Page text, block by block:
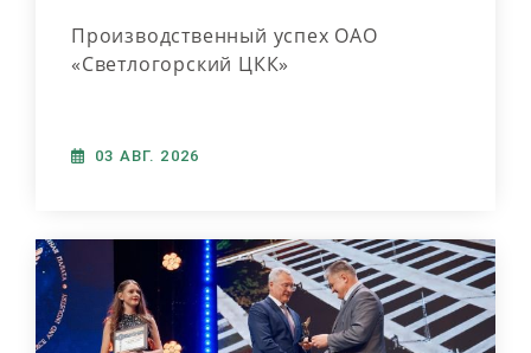
Производственный успех ОАО
«Светлогорский ЦКК»
03 АВГ. 2026